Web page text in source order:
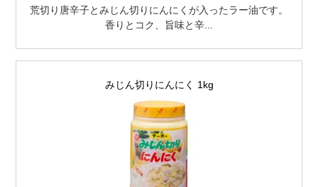
荒切り唐辛子とみじん切りにんにくが入ったラー油です。
香りとコク、旨味と辛...
みじん切りにんにく 1kg